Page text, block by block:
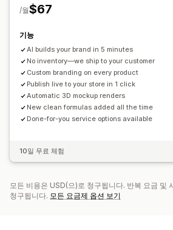
배송 옵션
$67
/월
기능
AI builds your brand in 5 minutes
No inventory—we ship to your customer
Custom branding on every product
Publish live to your store in 1 click
Automatic 3D mockup renders
New clean formulas added all the time
Done-for-you service options available
10일 무료 체험
모든 비용은 USD(으)로 청구됩니다. 반복 요금 및
청구됩니다. 모든 요금제 옵션 보기